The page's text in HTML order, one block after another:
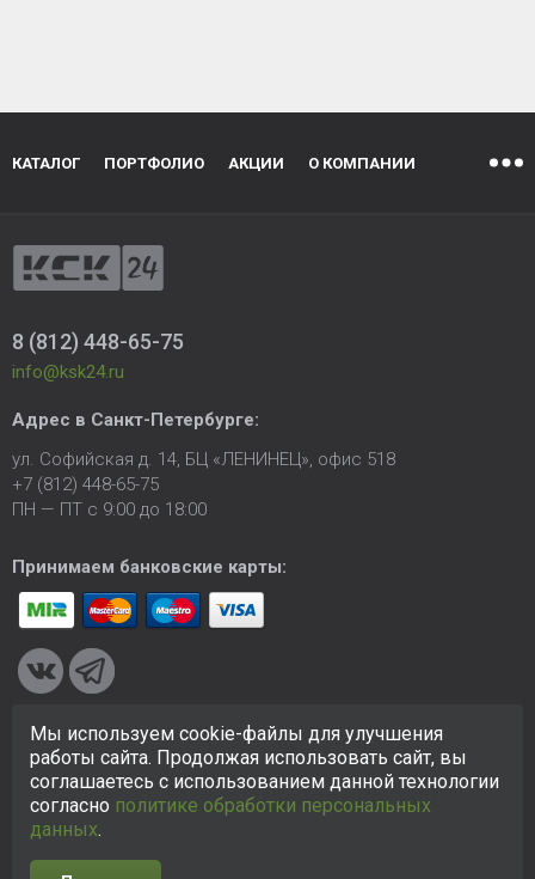
КАТАЛОГ ПОРТФОЛИО АКЦИИ О КОМПАНИИ
8 (812) 448-65-75
info@ksk24.ru
Адрес в Санкт-Петербурге:
ул. Софийская д. 14, БЦ «ЛЕНИНЕЦ», офис 518
+7 (812) 448-65-75
ПН — ПТ с 9:00 до 18:00
Принимаем банковские карты:
© 2005-2026 ООО «КСК». Сайтhttps://ksk24.ruсоздан
исключительно в информационных целях и любая информация
на сайте не является публичной офертой.Политика в
отношении персональных данных
Мы используем cookie-файлы для улучшения
работы сайта. Продолжая использовать сайт, вы
соглашаетесь с использованием данной технологии
согласно политике обработки персональных
данных.